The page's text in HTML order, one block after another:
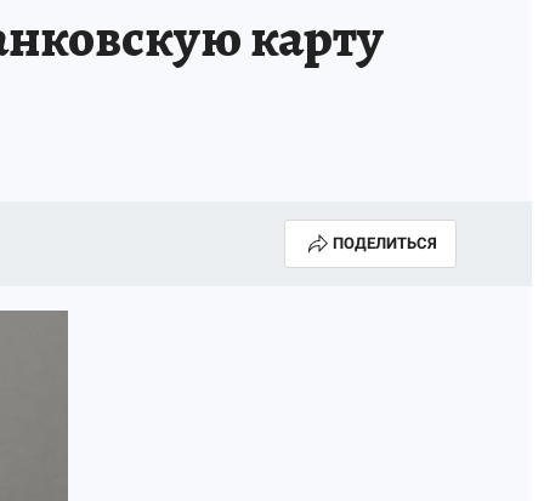
ДЕНЬ ПОБЕДЫ В САМАРЕ 2025карту
ПОДЕЛИТЬСЯ